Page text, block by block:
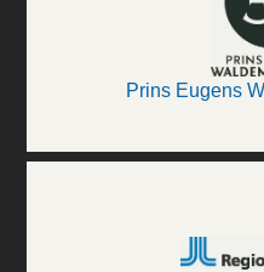
Prins Eugens